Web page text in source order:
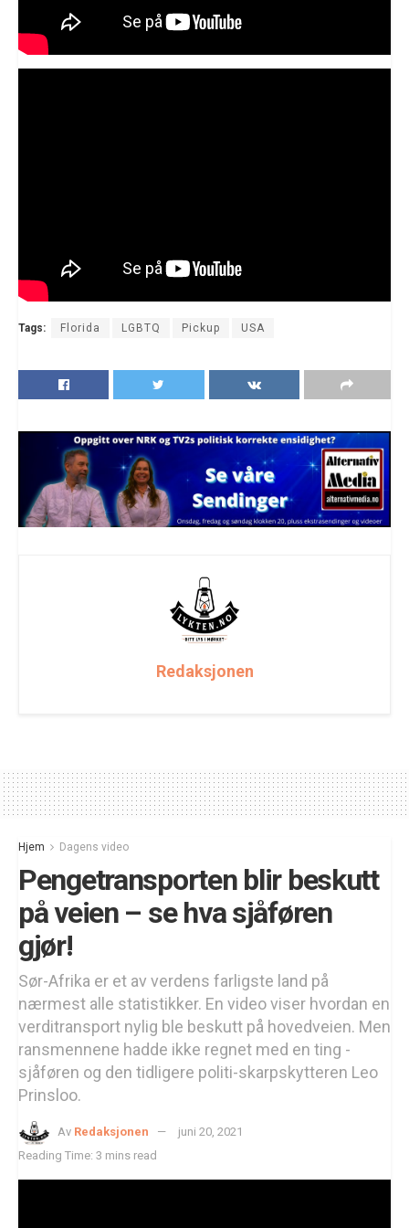
Tags: Florida LGBTQ Pickup USA
Redaksjonen
Hjem Dagens video
Pengetransporten blir beskutt
på veien – se hva sjåføren
gjør!
Sør-Afrika er et av verdens farligste land på
nærmest alle statistikker. En video viser hvordan en
verditransport nylig ble beskutt på hovedveien. Men
ransmennene hadde ikke regnet med en ting -
sjåføren og den tidligere politi-skarpskytteren Leo
Prinsloo.
Av Redaksjonen
juni 20, 2021
Reading Time: 3 mins read